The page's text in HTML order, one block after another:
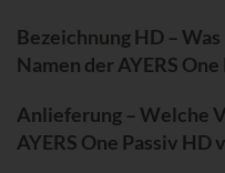
Bezeichnung HD –
Namen der AYERS One
Anlieferung – Welche
AYERS One Passiv HD